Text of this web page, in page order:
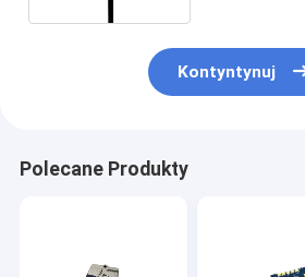
Kontyntynuj
Polecane Produkty